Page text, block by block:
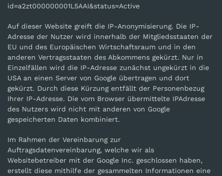
id=a2zt000000001L5AAI&status=Active
Auf dieser Website greift die IP-Anonymisierung. Die IP-
Adresse der Nutzer wird innerhalb der Mitgliedsstaaten der
EU und des Europäischen Wirtschaftsraum und in den
anderen Vertragsstaaten des Abkommens gekürzt. Nur in
Einzelfällen wird die IP-Adresse zunächst ungekürzt in die
USA an einen Server von Google übertragen und dort
gekürzt. Durch diese Kürzung entfällt der Personenbezug
Ihrer IP-Adresse. Die vom Browser übermittelte IPAdresse
des Nutzers wird nicht mit anderen von Google
gespeicherten Daten kombiniert.
Im Rahmen der Vereinbarung zur
Auftragsdatenvereinbarung, welche wir als
Websitebetreiber mit der Google Inc. geschlossen haben,
erstellt diese mithilfe der gesammelten Informationen eine